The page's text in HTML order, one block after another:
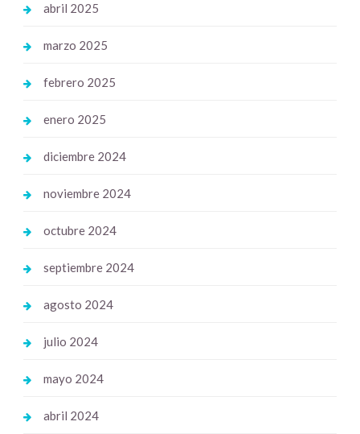
abril 2025
marzo 2025
febrero 2025
enero 2025
diciembre 2024
noviembre 2024
octubre 2024
septiembre 2024
agosto 2024
julio 2024
mayo 2024
abril 2024